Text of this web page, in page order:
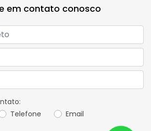
em contato conosco
Telefone Email